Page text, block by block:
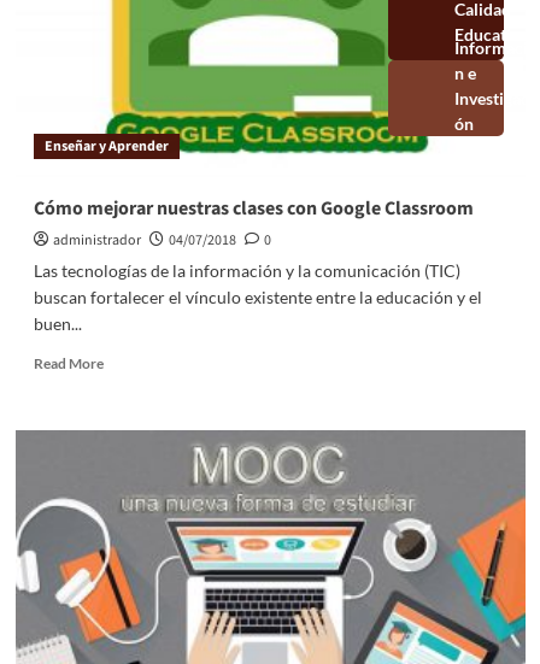
Enseñar y Aprender
Cómo mejorar nuestras clases con Google Classroom
administrador 04/07/2018
0
Las tecnologías de la información y la comunicación (TIC)
buscan fortalecer el vínculo existente entre la educación y el
buen...
Read More
Educativa
Información e
Investigación
Educativa